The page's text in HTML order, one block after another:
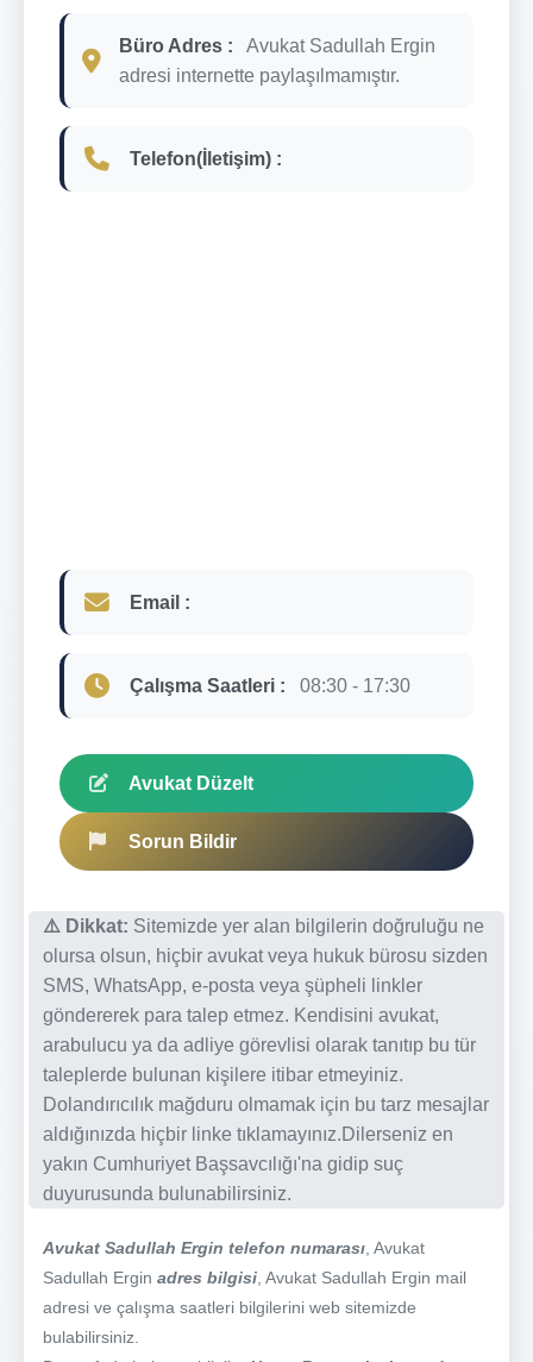
Büro Adres :
Avukat Sadullah Ergin
adresi internette paylaşılmamıştır.
Telefon(İletişim) :
Email :
Çalışma Saatleri : 08:30 - 17:30
Avukat Düzelt
Sorun Bildir
⚠️ Dikkat: Sitemizde yer alan bilgilerin doğruluğu ne
olursa olsun, hiçbir avukat veya hukuk bürosu sizden
SMS, WhatsApp, e-posta veya şüpheli linkler
göndererek para talep etmez. Kendisini avukat,
arabulucu ya da adliye görevlisi olarak tanıtıp bu tür
taleplerde bulunan kişilere itibar etmeyiniz.
Dolandırıcılık mağduru olmamak için bu tarz mesajlar
aldığınızda hiçbir linke tıklamayınız.Dilerseniz en
yakın Cumhuriyet Başsavcılığı'na gidip suç
duyurusunda bulunabilirsiniz.
Avukat Sadullah Ergin telefon numarası , Avukat
Sadullah Ergin adres bilgisi , Avukat Sadullah Ergin mail
adresi ve çalışma saatleri bilgilerini web sitemizde
bulabilirsiniz.